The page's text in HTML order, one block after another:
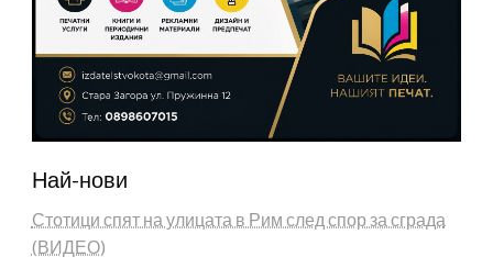
Най-нови
Стотици спят на улицата в Рим след спор за сграда
(ВИДЕО)